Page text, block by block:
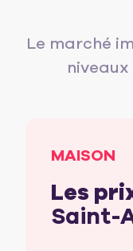
Le marché
MAISON
Les
Saint-